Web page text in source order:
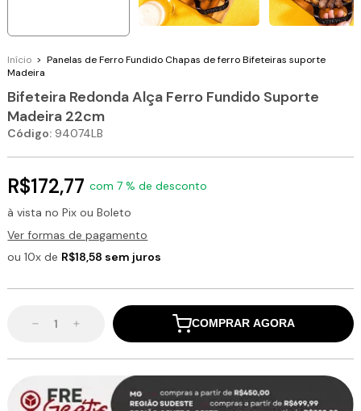
Início > Panelas de Ferro Fundido Chapas de ferro Bifeteiras suporte
Madeira
Bifeteira Redonda Alça Ferro Fundido Suporte
Madeira 22cm
Código: 94074LB
R$172,77 com 7 % de desconto
à vista no Pix ou Boleto
Ver formas de pagamento
ou 10x de R$18,58 sem juros
COMPRAR AGORA